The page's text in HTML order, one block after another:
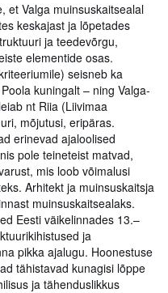
et Valga muinsuskaitsealal
keskajast ja lõpetades
ja teedevõrgu,
elementide osas.
seisneb ka
kuningalt – ning Valga-
nt Riia (Liivimaa
mõjutusi, eripäras.
erinevad ajaloolised
pole teineteist matvad,
mis loob võimalusi
Arhitekt ja muinsuskaitsja
muinsuskaitsealaks.
Eesti väikelinnades 13.–
ja
pikka ajalugu. Hoonestuse
tähistavad kunagisi lõppe
ja tähenduslikkus